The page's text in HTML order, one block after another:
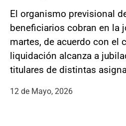
El organismo previsional
beneficiarios cobran en la
martes, de acuerdo con el
liquidación alcanza a
titulares de distintas
12 de Mayo, 2026